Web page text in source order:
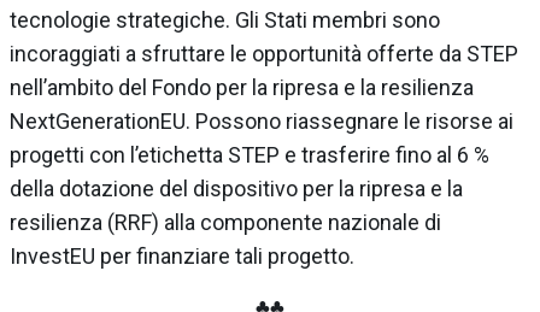
tecnologie strategiche. Gli Stati membri sono
incoraggiati a sfruttare le opportunità offerte da STEP
nell’ambito del Fondo per la ripresa e la resilienza
NextGenerationEU. Possono riassegnare le risorse ai
progetti con l’etichetta STEP e trasferire fino al 6 %
della dotazione del dispositivo per la ripresa e la
resilienza (RRF) alla componente nazionale di
InvestEU per finanziare tali progetto.
♣♣